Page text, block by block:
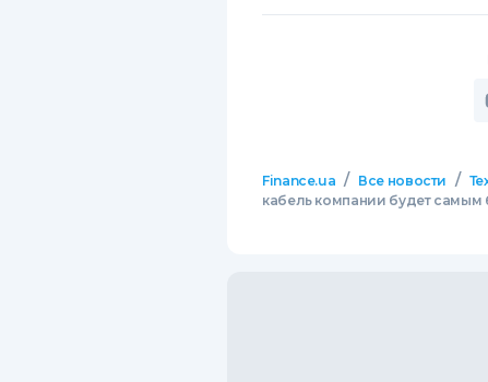
Finance.ua / Все новости /
кабель компании будет